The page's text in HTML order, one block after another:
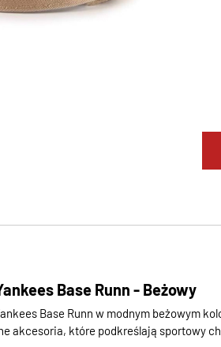
Base Runn - Beżowy
Base Runn w modnym beżowym
akcesoria, które podkreślają sportowy